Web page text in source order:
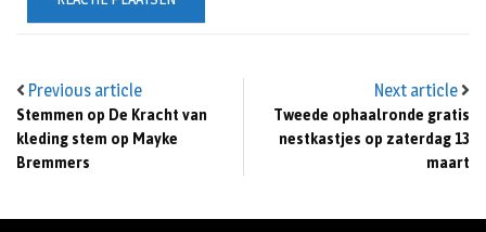
Previous article
Stemmen op De Kracht van
kleding stem op Mayke
Bremmers
Next article
Tweede ophaalronde gratis
nestkastjes op zaterdag 13
maart